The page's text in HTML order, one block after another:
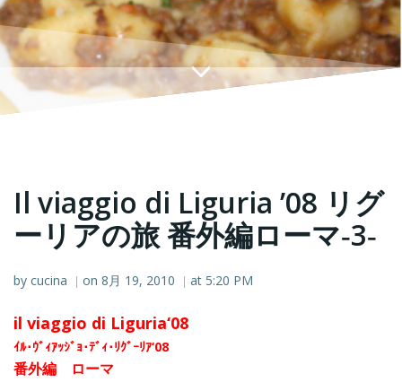
Il viaggio di Liguria ’08 リグ
ーリアの旅 番外編ローマ‐3‐
by cucina | on 8月 19, 2010 | at 5:20 PM
il viaggio di Liguria‘08
ｲﾙ･ｳﾞｨｱｯｼﾞｮ･ﾃﾞｨ･ﾘｸﾞｰﾘｱ‘08
番外編 ローマ